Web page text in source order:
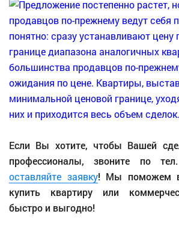
Если Вы хотите, чтобы Вашей
профессионалы, звоните по
оставляйте заявку! Мы поможем
купить квартиру или
быстро и выгодно!